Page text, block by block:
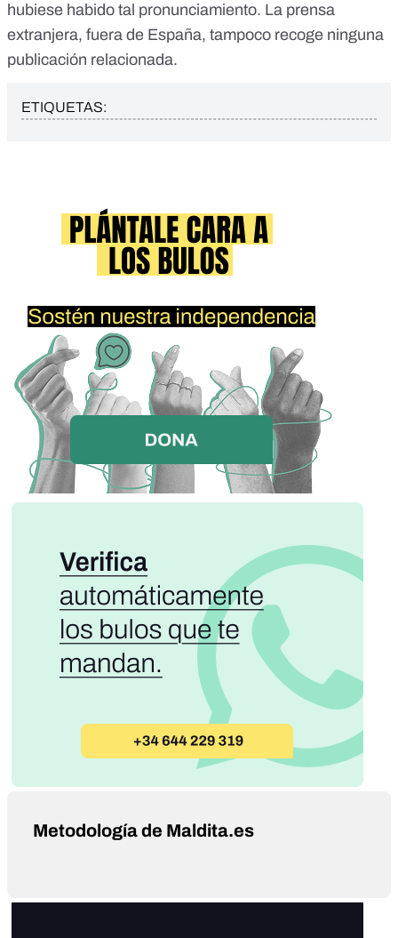
hubiese habido tal pronunciamiento. La prensa
extranjera, fuera de España, tampoco recoge ninguna
publicación relacionada.
ETIQUETAS:
Metodología de Maldita.es